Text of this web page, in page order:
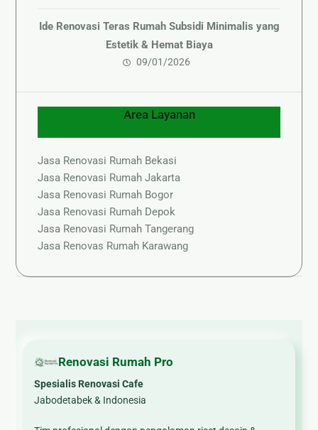
Ide Renovasi Teras Rumah Subsidi Minimalis yang
Estetik & Hemat Biaya
09/01/2026
Area Layanan
Jasa Renovasi Rumah Bekasi
Jasa Renovasi Rumah Jakarta
Jasa Renovasi Rumah Bogor
Jasa Renovasi Rumah Depok
Jasa Renovasi Rumah Tangerang
Jasa Renovas Rumah Karawang
Renovasi Rumah Pro
Spesialis Renovasi Cafe
Jabodetabek & Indonesia